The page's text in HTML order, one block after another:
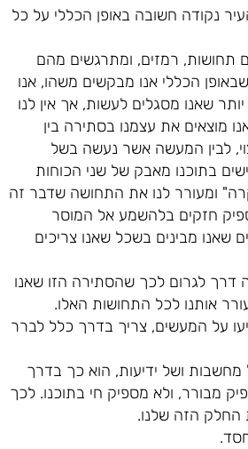
נקודה חשובה באופן הכללי על כל
תחושות, רמזים, ומתרגשים מהם
הכללי אנו מבקשים משהו, אנו
שאנו מסגלים לעשות, אך אין לנו
מוצאים את עצמנו בסתירה בין
לבין המעשה אשר נעשה בשל
בתוכנו מאבק של שני הכוחות
ומעורר לנו את התחושה שדבר זה
חזקים בלהשמע אל המוסר
שאנו מבינים בשכל שאנו צריכים
דרך לגרום לכך שהסתירה הזו שאנו
אותנו לכל התחושות האלו.
על המעשים, צריך בדרך כלל לברר
ושל ידיעות, הוא כך בדרך
מבורר, ולא מספיק חי בתוכנו. לכך
החלק הזה שלנו.